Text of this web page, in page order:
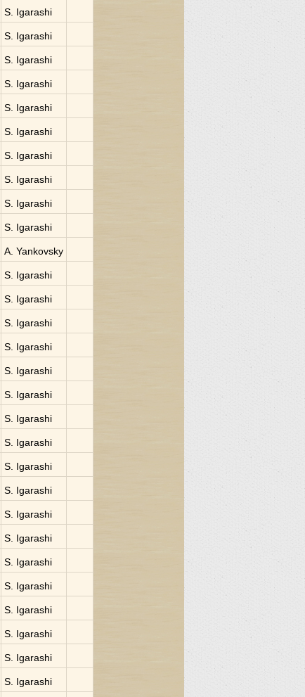
S. Igarashi
S. Igarashi
S. Igarashi
S. Igarashi
S. Igarashi
S. Igarashi
S. Igarashi
S. Igarashi
S. Igarashi
S. Igarashi
A. Yankovsky
S. Igarashi
S. Igarashi
S. Igarashi
S. Igarashi
S. Igarashi
S. Igarashi
S. Igarashi
S. Igarashi
S. Igarashi
S. Igarashi
S. Igarashi
S. Igarashi
S. Igarashi
S. Igarashi
S. Igarashi
S. Igarashi
S. Igarashi
S. Igarashi